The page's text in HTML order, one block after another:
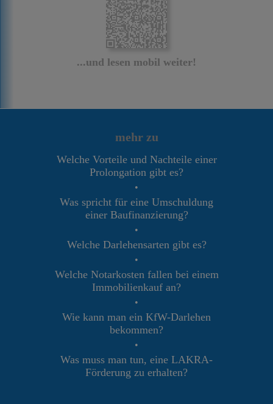
...und lesen mobil weiter!
mehr zu
Welche Vorteile und Nachteile einer
Prolongation gibt es?
•
Was spricht für eine Umschuldung
einer Baufinanzierung?
•
Welche Darlehensarten gibt es?
•
Welche Notarkosten fallen bei einem
Immobilienkauf an?
•
Wie kann man ein KfW-Darlehen
bekommen?
•
Was muss man tun, eine LAKRA-
Förderung zu erhalten?